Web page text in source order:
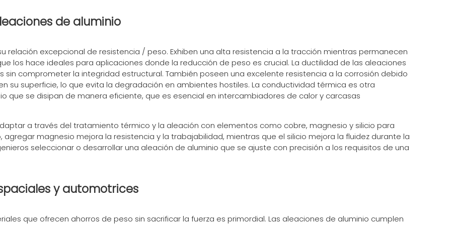
de aluminio
relación excepcional de resistencia / peso. Exhiben una alta resistencia a la tracción mientras permanecen
los hace ideales para aplicaciones donde la reducción de peso es crucial. La ductilidad de las aleaciones
comprometer la integridad estructural. También poseen una excelente resistencia a la corrosión debido
su superficie, lo que evita la degradación en ambientes hostiles. La conductividad térmica es otra
que se disipan de manera eficiente, que es esencial en intercambiadores de calor y carcasas
a través del tratamiento térmico y la aleación con elementos como cobre, magnesio y silicio para
magnesio mejora la resistencia y la trabajabilidad, mientras que el silicio mejora la fluidez durante la
seleccionar o desarrollar una aleación de aluminio que se ajuste con precisión a los requisitos de una
y automotrices
que ofrecen ahorros de peso sin sacrificar la fuerza es primordial. Las aleaciones de aluminio cumplen